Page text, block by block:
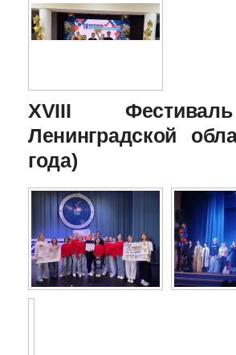
XVIII
Ленинградской
года)